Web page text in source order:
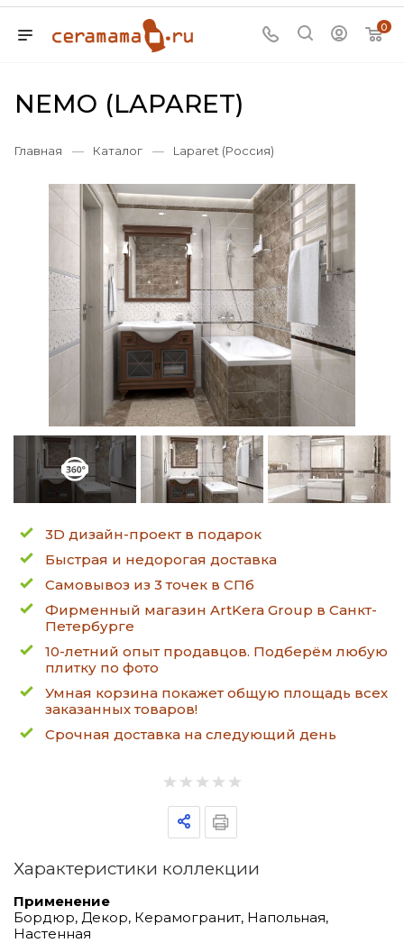
0
NEMO (LAPARET)
Главная — Каталог — Laparet (Россия)
3D дизайн-проект в подарок
Быстрая и недорогая доставка
Самовывоз из 3 точек в СПб
Фирменный магазин ArtKera Group в Санкт-
Петербурге
10-летний опыт продавцов. Подберём любую
плитку по фото
Умная корзина покажет общую площадь всех
заказанных товаров!
Срочная доставка на следующий день
Характеристики коллекции
Применение
Бордюр, Декор, Керамогранит, Напольная,
Настенная